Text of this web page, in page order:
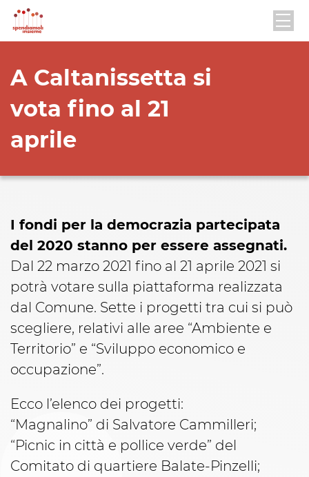
A Caltanissetta si
vota fino al 21
aprile
I fondi per la democrazia partecipata
del 2020 stanno per essere assegnati.
Dal 22 marzo 2021 fino al 21 aprile 2021 si
potrà votare sulla piattaforma realizzata
dal Comune. Sette i progetti tra cui si può
scegliere, relativi alle aree “Ambiente e
Territorio” e “Sviluppo economico e
occupazione”.
Ecco l’elenco dei progetti:
“Magnalino” di Salvatore Cammilleri;
“Picnic in città e pollice verde” del
Comitato di quartiere Balate-Pinzelli;